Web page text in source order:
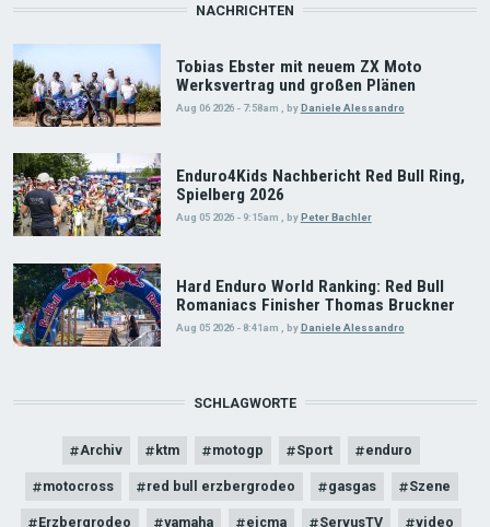
NACHRICHTEN
Tobias Ebster mit neuem ZX Moto
Werksvertrag und großen Plänen
Aug 06 2026 - 7:58am byDaniele Alessandro
Enduro4Kids Nachbericht Red Bull Ring,
Spielberg 2026
Aug 05 2026 - 9:15am , by Peter Bachler
Hard Enduro World Ranking: Red Bull
Romaniacs Finisher Thomas Bruckner
Aug 05 2026 - 8:41am byDaniele Alessandro
SCHLAGWORTE
Archiv ktm motogp Sport enduro
motocross red bull erzbergrodeo gasgas Szene
Erzbergrodeo yamaha eicma ServusTV video